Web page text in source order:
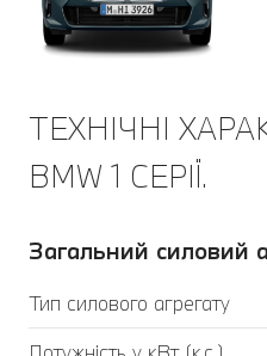
ТЕХНІЧНІ
BMW 1 СЕРІЇ.
Загальний силовий
Тип силового агрегату